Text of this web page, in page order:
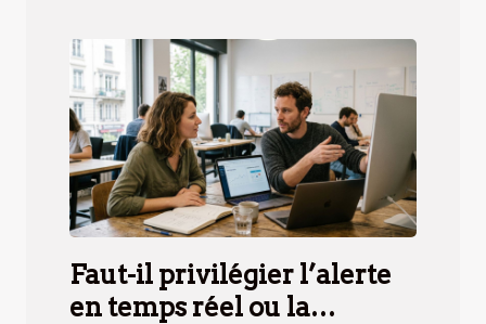
Faut-il privilégier l’alerte
en temps réel ou la